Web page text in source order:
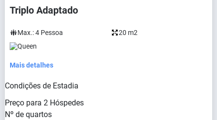
Triplo Adaptado
Max.:4 Pessoa
20 m2
Queen
Mais detalhes
Condições de Estadia
Preço para 2 Hóspedes
Nº de quartos